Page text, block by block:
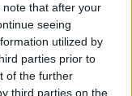
that after your
seeing
utilized by
parties prior to
of the further
third parties on the